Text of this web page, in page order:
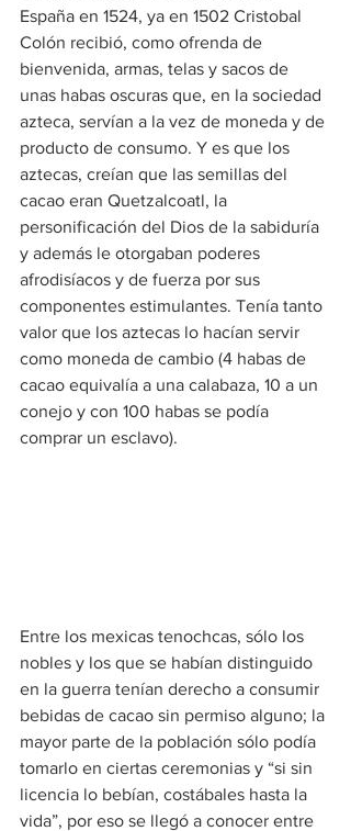
España en 1524, ya en 1502 Cristobal
Colón recibió, como ofrenda de
bienvenida, armas, telas y sacos de
unas habas oscuras que, en la sociedad
azteca, servían a la vez de moneda y de
producto de consumo. Y es que los
aztecas, creían que las semillas del
cacao eran Quetzalcoatl, la
personificación del Dios de la sabiduría
y además le otorgaban poderes
afrodisíacos y de fuerza por sus
componentes estimulantes. Tenía tanto
valor que los aztecas lo hacían servir
como moneda de cambio (4 habas de
cacao equivalía a una calabaza, 10 a un
conejo y con 100 habas se podía
comprar un esclavo).
Entre los mexicas tenochcas, sólo los
nobles y los que se habían distinguido
en la guerra tenían derecho a consumir
bebidas de cacao sin permiso alguno; la
mayor parte de la población sólo podía
tomarlo en ciertas ceremonias y “si sin
licencia lo bebían, costábales hasta la
vida”, por eso se llegó a conocer entre